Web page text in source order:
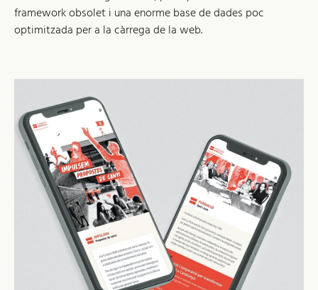
framework obsolet i una enorme base de dades poc
optimitzada per a la càrrega de la web.